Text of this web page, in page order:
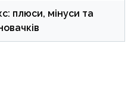
плюси, мінуси та